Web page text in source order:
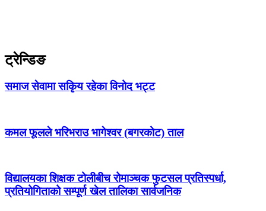
ट्रेन्डिङ
समाज सेवामा सकिृय रहेका विनोद भट्ट
कमल फूलले भरिभराउ भागेश्वर (बगरकोट) ताल
विद्यालयका शिक्षक टोलीबीच रोमाञ्चक फुटसल प्रतिस्पर्धा,
प्रतियोगिताको सम्पूर्ण खेल तालिका सार्वजनिक